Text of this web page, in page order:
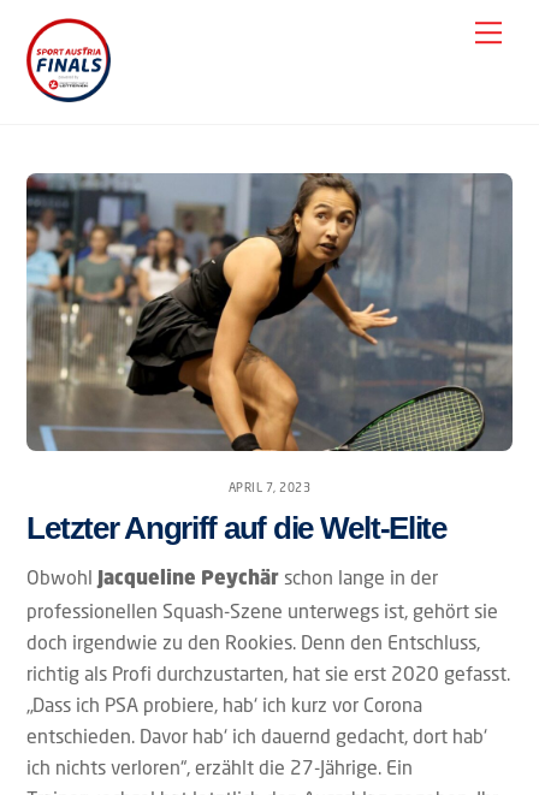
content
APRIL 7, 2023
Letzter Angriff auf die Welt-Elite
Obwohl Jacqueline Peychär schon lange in der
professionellen Squash-Szene unterwegs ist, gehört sie
doch irgendwie zu den Rookies. Denn den Entschluss,
richtig als Profi durchzustarten, hat sie erst 2020 gefasst.
„Dass ich PSA probiere, hab‘ ich kurz vor Corona
entschieden. Davor hab‘ ich dauernd gedacht, dort hab‘
ich nichts verloren“, erzählt die 27-Jährige. Ein